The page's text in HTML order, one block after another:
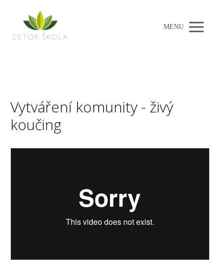
MENU
Vytváření komunity - živý
koučing